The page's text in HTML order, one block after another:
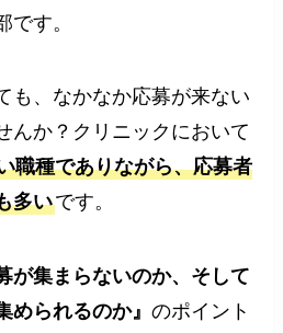
です。
も、なかなか応募が来ない
んか？クリニックにおいて
職種でありながら、応募者
多いです。
が集まらないのか、そして
められるのか』のポイント